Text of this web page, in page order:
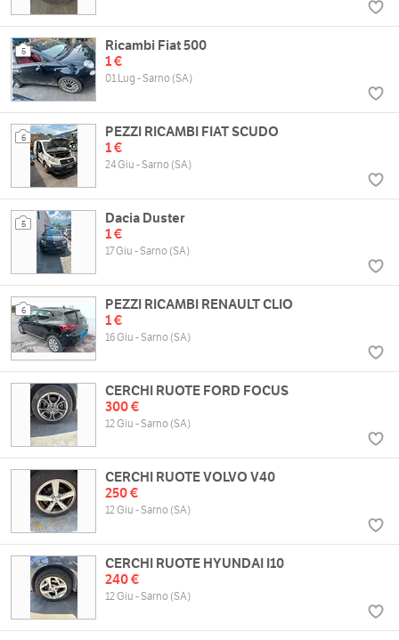
5
Ricambi Fiat 500
1 €
01 Lug - Sarno (SA)
6
PEZZI RICAMBI FIAT SCUDO
1 €
24 Giu - Sarno (SA)
5
Dacia Duster
1 €
17 Giu - Sarno (SA)
6
PEZZI RICAMBI RENAULT CLIO
1 €
16 Giu - Sarno (SA)
CERCHI RUOTE FORD FOCUS
300 €
12 Giu - Sarno (SA)
CERCHI RUOTE VOLVO V40
250 €
12 Giu - Sarno (SA)
CERCHI RUOTE HYUNDAI I10
240 €
12 Giu - Sarno (SA)